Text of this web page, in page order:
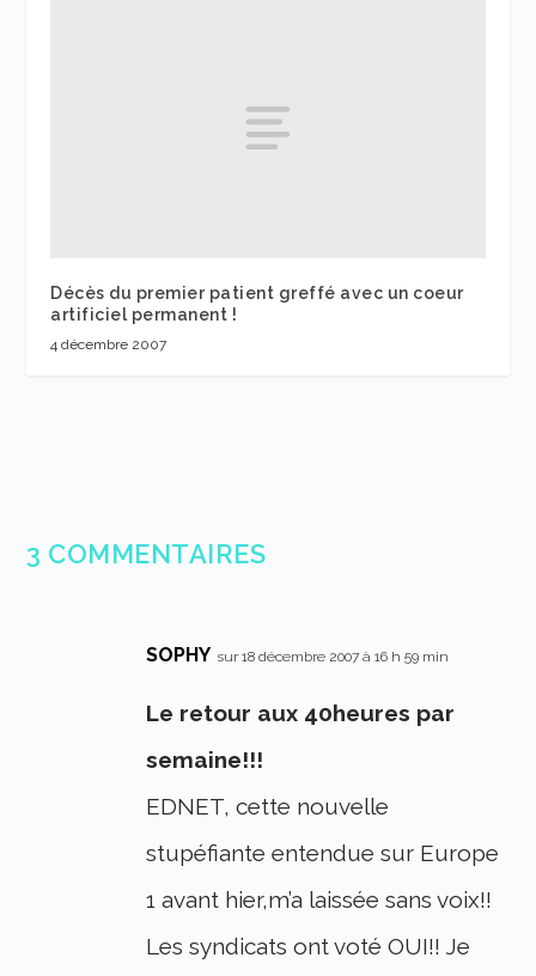
Décès du premier patient greffé avec un coeur
artificiel permanent !
4 décembre 2007
3 COMMENTAIRES
SOPHY sur 18 décembre 2007 à 16 h 59 min
Le retour aux 40heures par
semaine!!!
EDNET, cette nouvelle
stupéfiante entendue sur Europe
1 avant hier,m’a laissée sans voix!!
Les syndicats ont voté OUI!! Je